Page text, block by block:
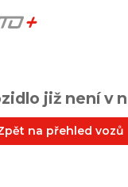
již není v
na přehled vozů